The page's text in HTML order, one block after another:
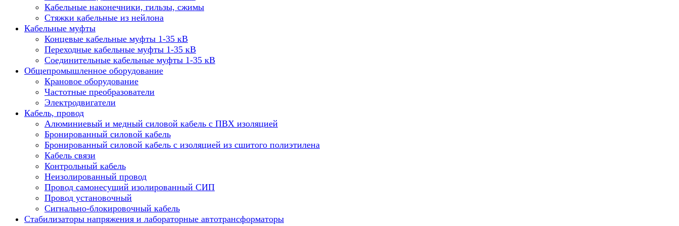
Кабельные наконечники, гильзы, сжимы
Стяжки кабельные из нейлона
Кабельные муфты
Концевые кабельные муфты 1-35 кВ
Переходные кабельные муфты 1-35 кВ
Соединительные кабельные муфты 1-35 кВ
Общепромышленное оборудование
Крановое оборудование
Частотные преобразователи
Электродвигатели
Кабель, провод
Алюминиевый и медный силовой кабель с ПВХ изоляцией
Бронированный силовой кабель
Бронированный силовой кабель с изоляцией из сшитого полиэтилена
Кабель связи
Контрольный кабель
Неизолированный провод
Провод самонесущий изолированный СИП
Провод установочный
Сигнально-блокировочный кабель
Стабилизаторы напряжения и лабораторные автотрансформаторы